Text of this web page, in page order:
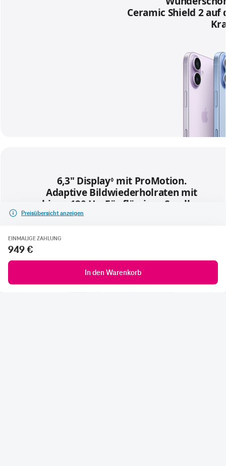
Preisübersicht anzeigen
EINMALIGE ZAHLUNG
949 €
In den Warenkorb